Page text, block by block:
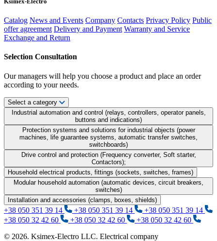
Catalog News and Events Company Contacts Privacy Policy Public
offer agreement Delivery and Payment Warranty and Service
Exchange and Return
Selection Consultation
Our managers will help you choose a product and place an order
according to your needs.
Select a category
Industrial automation and control (relays, controllers, operator panels,
buttons and indications)
Protection systems and solutions for industrial objects (power
machines, life guarantee systems, automatic transfer switches,
switchboards)
Drive control and protection (Frequency converter, Soft starter,
Contactors);
Household electrical products, fittings (sockets, switches, frames)
Modular household automation (automatic devices, circuit breakers,
switches)
Installation and accessories (clamps, boxes, shields)
+38 050 351 39 14 +38 050 351 39 14
+38 050 351 39 14
+38 050 32 42 60
+38 050 32 42 60
+38 050 32 42 60
© 2026. Ksimex-Electro LLC. Electrical company